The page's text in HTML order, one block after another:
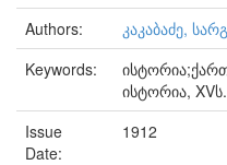
Authors:
კაკაბაძე,
Keywords:
ისტორია, XVს.
Issue
Date:
1912